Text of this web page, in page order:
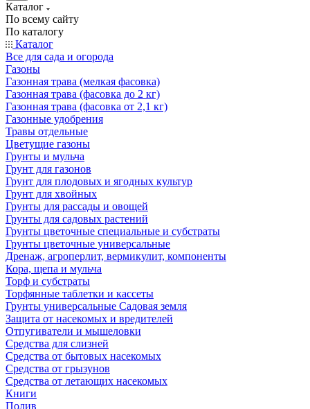
Каталог
По всему сайту
По каталогу
Каталог
Все для сада и огорода
Газоны
Газонная трава (мелкая фасовка)
Газонная трава (фасовка до 2 кг)
Газонная трава (фасовка от 2,1 кг)
Газонные удобрения
Травы отдельные
Цветущие газоны
Грунты и мульча
Грунт для газонов
Грунт для плодовых и ягодных культур
Грунт для хвойных
Грунты для рассады и овощей
Грунты для садовых растений
Грунты цветочные специальные и субстраты
Грунты цветочные универсальные
Дренаж, агроперлит, вермикулит, компоненты
Кора, щепа и мульча
Торф и субстраты
Торфянные таблетки и кассеты
Грунты универсальные Садовая земля
Защита от насекомых и вредителей
Отпугиватели и мышеловки
Средства для слизней
Средства от бытовых насекомых
Средства от грызунов
Средства от летающих насекомых
Книги
Полив